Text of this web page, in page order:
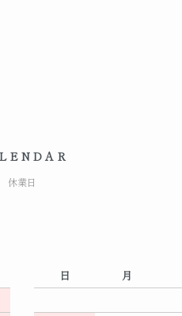
休業日
日 月